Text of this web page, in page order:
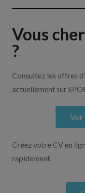
Vous
?
Consultez les offres
actuellement sur
Créez votre CV en
rapidement.